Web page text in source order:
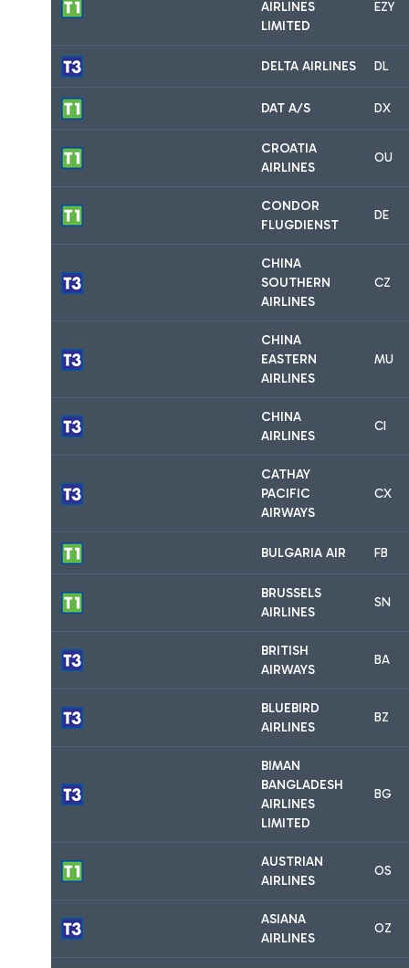
AIRLINES
LIMITED
EZY
DELTA AIRLINES DL
DAT A/S DX
CROATIA
AIRLINES
OU
CONDOR
FLUGDIENST
DE
CHINA
SOUTHERN
AIRLINES
CZ
CHINA
EASTERN
AIRLINES
MU
CHINA
AIRLINES
CI
CATHAY
PACIFIC
AIRWAYS
CX
BULGARIA AIR FB
BRUSSELS
AIRLINES
SN
BRITISH
AIRWAYS
BA
BLUEBIRD
AIRLINES
BZ
BIMAN
BANGLADESH
AIRLINES
LIMITED
BG
AUSTRIAN
AIRLINES
OS
ASIANA
AIRLINES
OZ